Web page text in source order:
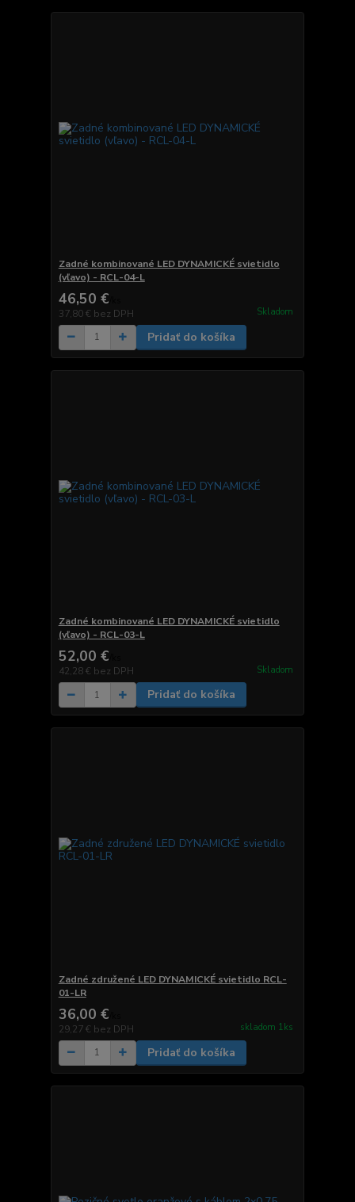
Zadné kombinované LED DYNAMICKÉ svietidlo
(vľavo) - RCL-04-L
46,50 €
37,80 € bez DPH Skladom
Pridať do košíka
Zadné kombinované LED DYNAMICKÉ svietidlo
(vľavo) - RCL-03-L
52,00 €
42,28 € bez DPH Skladom
Pridať do košíka
Zadné združené LED DYNAMICKÉ svietidlo RCL-
01-LR
36,00 €
29,27 € bez DPH skladom 1ks
Pridať do košíka